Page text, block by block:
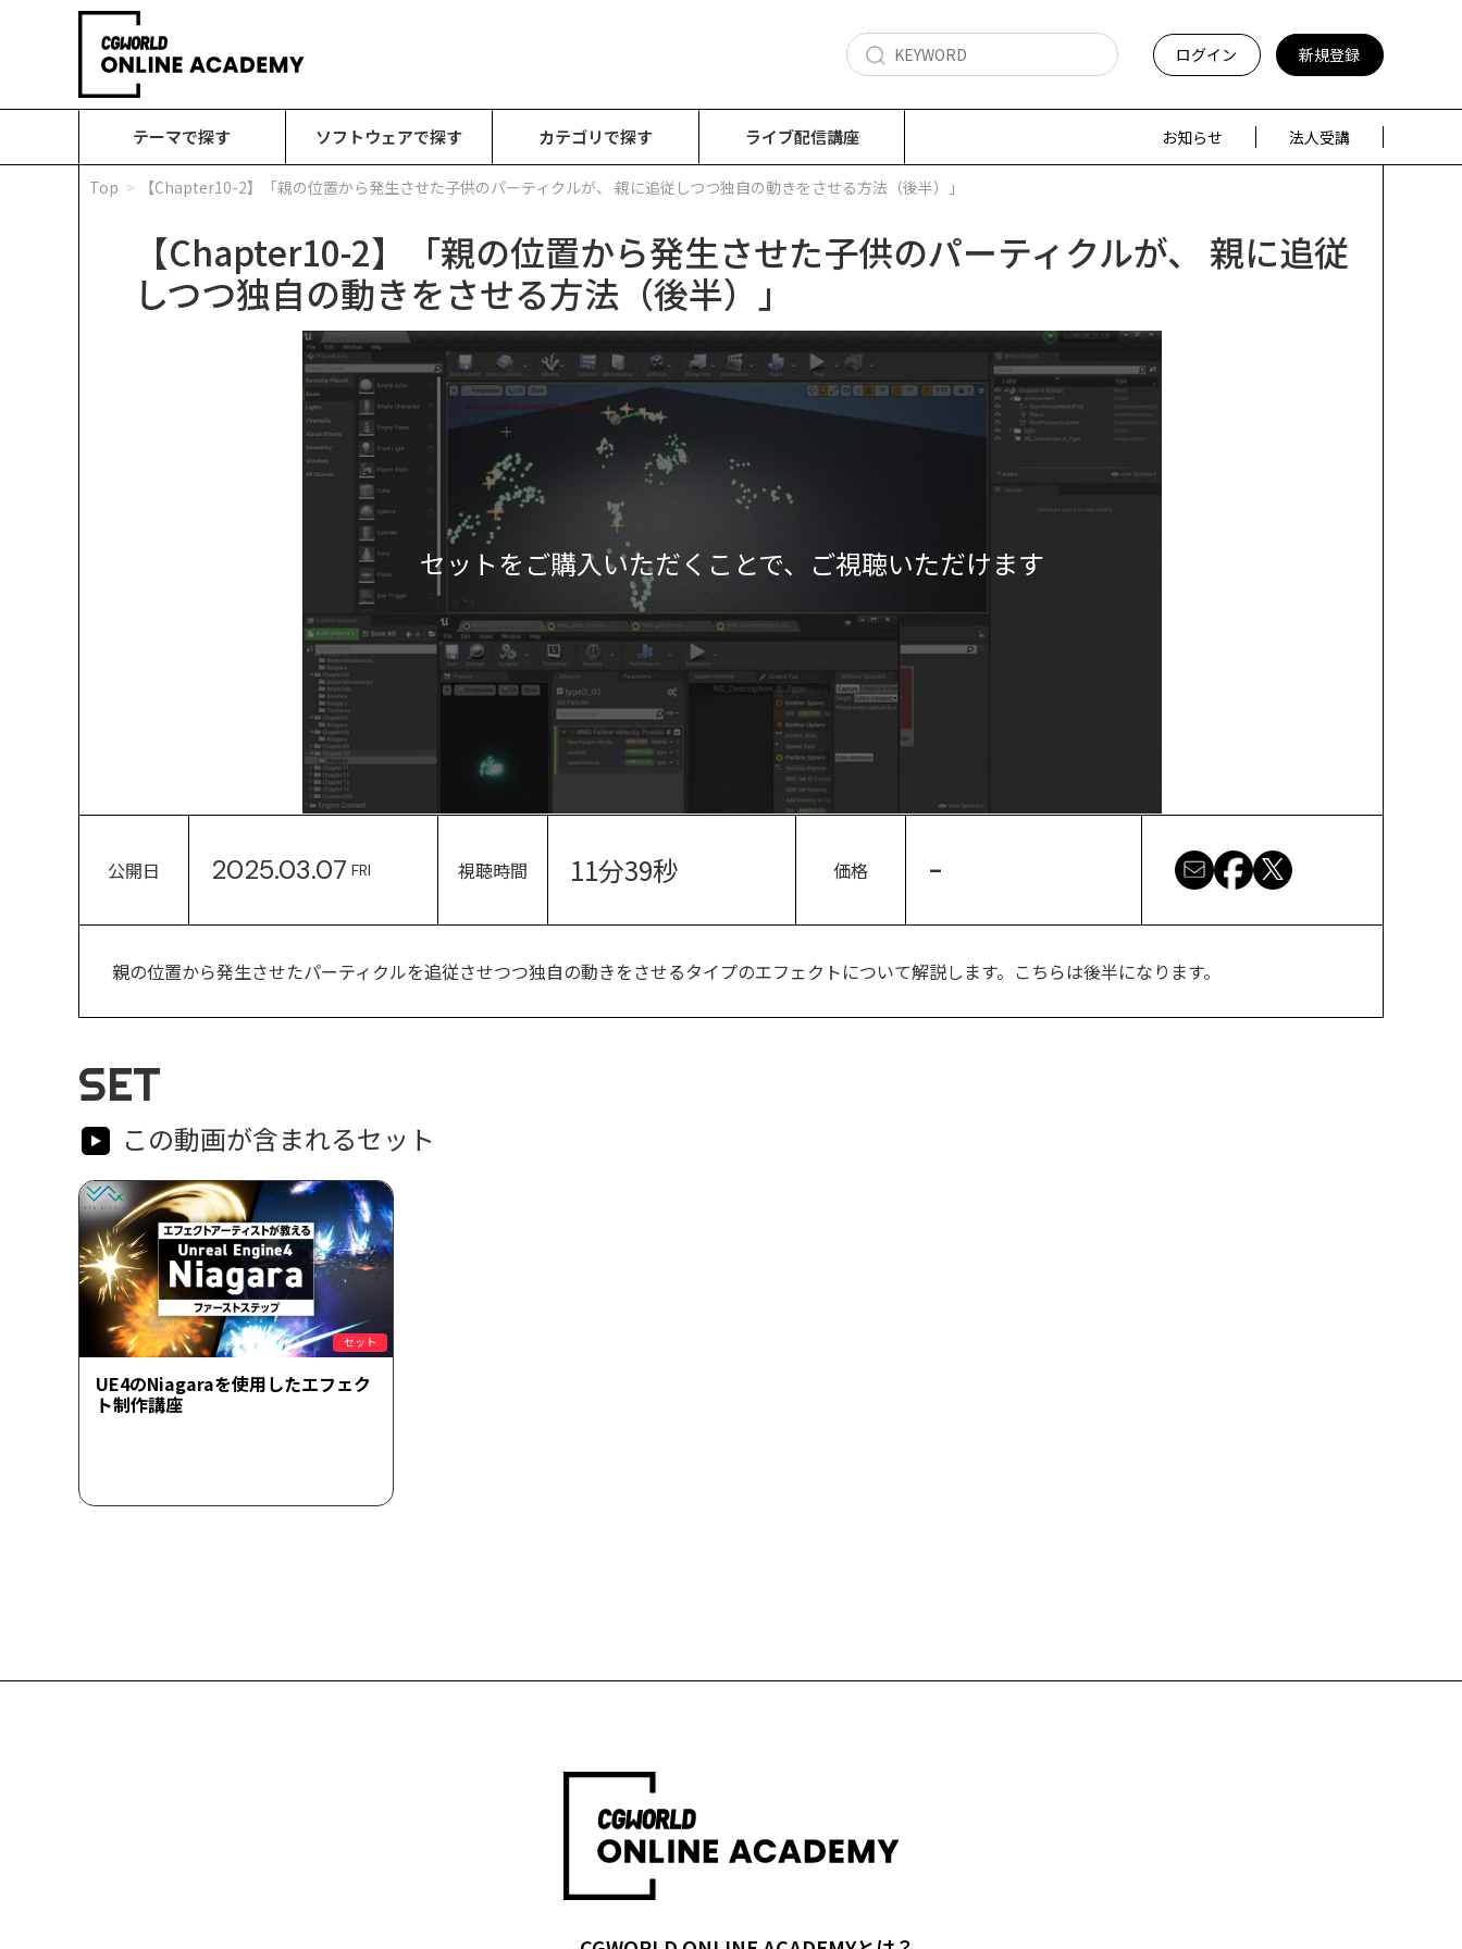
ログイン 新規登録
テーマで探す ソフトウェアで探す カテゴリで探す ライブ配信講座 お知らせ 法人受講
Top 【Chapter10-2】「親の位置から発生させた子供のパーティクルが、 親に追従しつつ独自の動きをさせる方法（後半）」
【Chapter10-2】「親の位置から発生させた子供のパーティクルが、 親に追従
しつつ独自の動きをさせる方法（後半）」
セットをご購入いただくことで、ご視聴いただけます
公開日 2025.03.07 FRI 視聴時間 11分39秒 価格 -
親の位置から発生させたパーティクルを追従させつつ独自の動きをさせるタイプのエフェクトについて解説します。こちらは後半になります。
SET
この動画が含まれるセット
セット
UE4のNiagaraを使用したエフェク
ト制作講座